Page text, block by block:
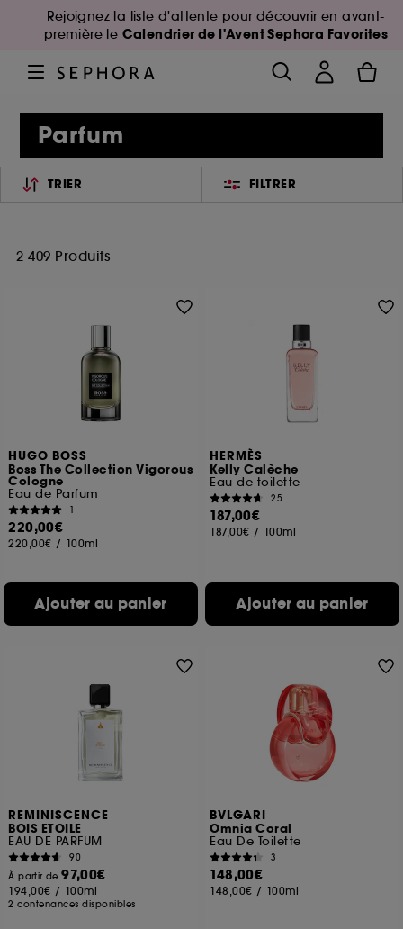
Rejoignez la liste d'attente pour découvrir en avant-
première le Calendrier de l'Avent Sephora Favorites
Parfum
TRIER FILTRER
2 409 Produits
HUGO BOSS
Boss The Collection Vigorous
Cologne
Eau de Parfum
1
220,00€
220,00€ / 100ml
Ajouter au panier
HERMÈS
Kelly Calèche
Eau de toilette
25
187,00€
187,00€ / 100ml
Ajouter au panier
REMINISCENCE
BOIS ETOILE
EAU DE PARFUM
90
À partir de97,00€
194,00€ / 100ml
2 contenances disponibles
BVLGARI
Omnia Coral
Eau De Toilette
3
148,00€
148,00€ / 100ml